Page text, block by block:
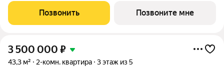
объединенных общим бульваром. Жилой район расположен в
центре университетской жизни Астрахани. Рядом
Позвонить Позвоните мне
3 500 000 ₽
43,3 м² 2-комн. квартира 3 этаж из 5